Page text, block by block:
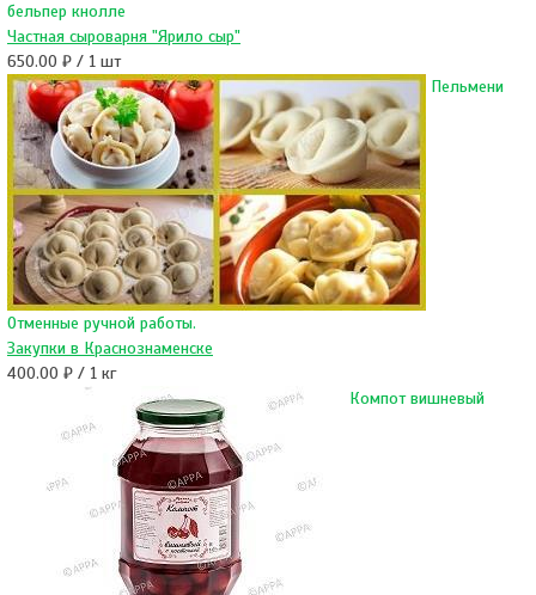
бельпер кнолле
Частная сыроварня "Ярило сыр"
650.00 ₽ / 1 шт
Пельмени
Отменные ручной работы.
Закупки в Краснознаменске
400.00 ₽ / 1 кг
Компот вишневый